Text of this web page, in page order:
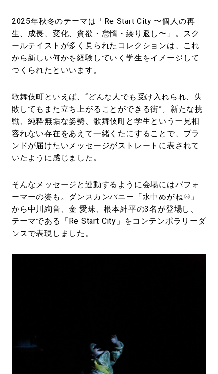
2025年秋冬のテーマは「Re Start City 〜個人の再
生、成長、変化、貪欲・怠惰・繰り返し〜」。スク
ールテイストが多く見られたコレクションは、これ
から新しい何かを経験していく学生をイメージして
つくられたといいます。
歌舞伎町といえば、“どんな人でも受け入れられ、失
敗してもまた立ち上がることができる街”。新たな挑
戦、純粋無垢な姿勢、歌舞伎町と学生という一見相
容れない存在をあえて一緒くたにすることで、ブラ
ンドが届けたいメッセージがストレートに表されて
いたように感じました。
そんなメッセージと連動するように会場にはパフォ
ーマーの姿も。ダンスカンパニー「水中めがね♾️」
から中川絢⾳、⾦ 愛珠、根本紳平の3名が登場し、
テーマである「Re Start City」をコンテンポラリーダ
ンスで表現しました。